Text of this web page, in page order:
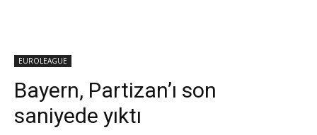
EUROLEAGUE
Bayern, Partizan’ı son
saniyede yıktı